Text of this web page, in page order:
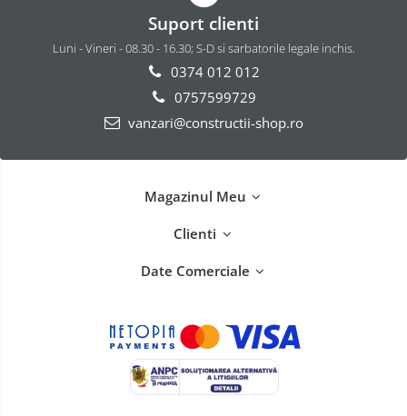
Suport clienti
Luni - Vineri - 08.30 - 16.30; S-D si sarbatorile legale inchis.
0374 012 012
0757599729
vanzari@constructii-shop.ro
Magazinul Meu
Clienti
Date Comerciale